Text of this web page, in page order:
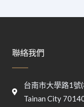
聯絡我們
台南市大學路1號
Tainan City